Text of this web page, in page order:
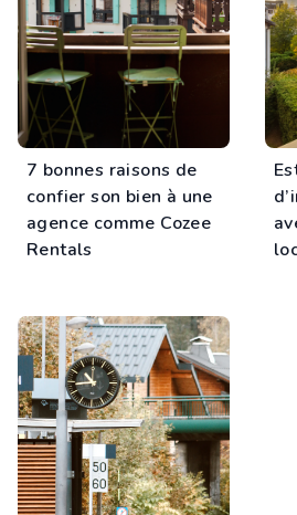
7 bonnes raisons de
confier son bien à une
agence comme Cozee
Rentals